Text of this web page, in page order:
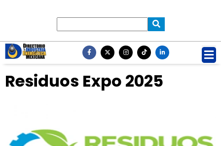
Residuos Expo 2025